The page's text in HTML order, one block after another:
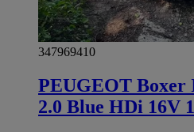
347969410
PEUGEOT Boxer
2.0 Blue HDi 16V